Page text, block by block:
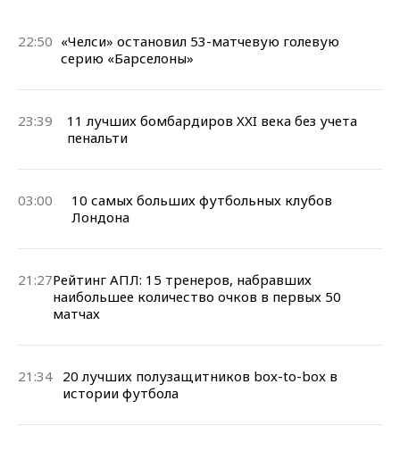
22:50 «Челси» остановил 53-матчевую голевую
серию «Барселоны»
23:39
11 лучших бомбардиров XXI века без учета
пенальти
03:00
10 самых больших футбольных клубов
Лондона
21:27Рейтинг АПЛ: 15 тренеров, набравших
наибольшее количество очков в первых 50
матчах
21:34 20 лучших полузащитников box-to-box в
истории футбола